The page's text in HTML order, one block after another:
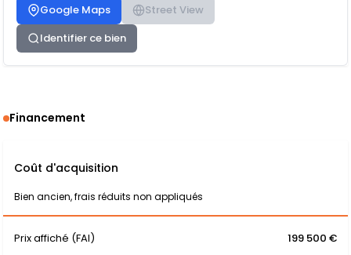
Google Maps
Street View
Identifier ce bien
Financement
Coût d'acquisition
Bien ancien, frais réduits non appliqués
Prix affiché (FAI) 199 500 €